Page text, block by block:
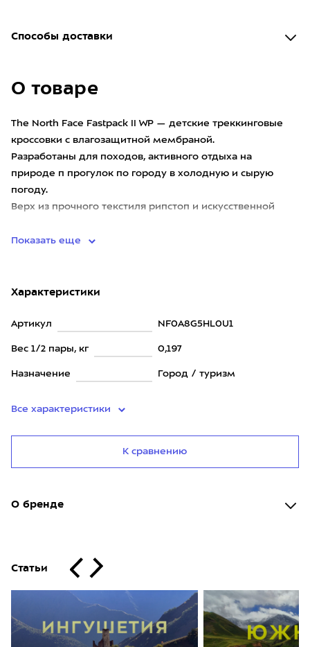
Способы доставки
О товаре
The North Face Fastpack II WP — детские треккинговые
кроссовки с влагозащитной мембраной.
Разработаны для походов, активного отдыха на
природе п прогулок по городу в холодную и сырую
погоду.
Верх из прочного текстиля рипстоп и искусственной
Показать еще
Характеристики
Артикул NF0A8G5HL0U1
Вес 1/2 пары, кг 0,197
Назначение Город / туризм
Все характеристики
К сравнению
О бренде
Статьи